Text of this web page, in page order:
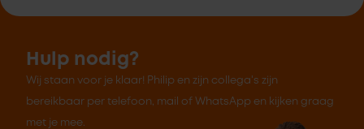
Hulp nodig?
Wij staan voor je klaar! Philip en zijn collega's zijn
bereikbaar per telefoon, mail of WhatsApp en kijken graag
met je mee.